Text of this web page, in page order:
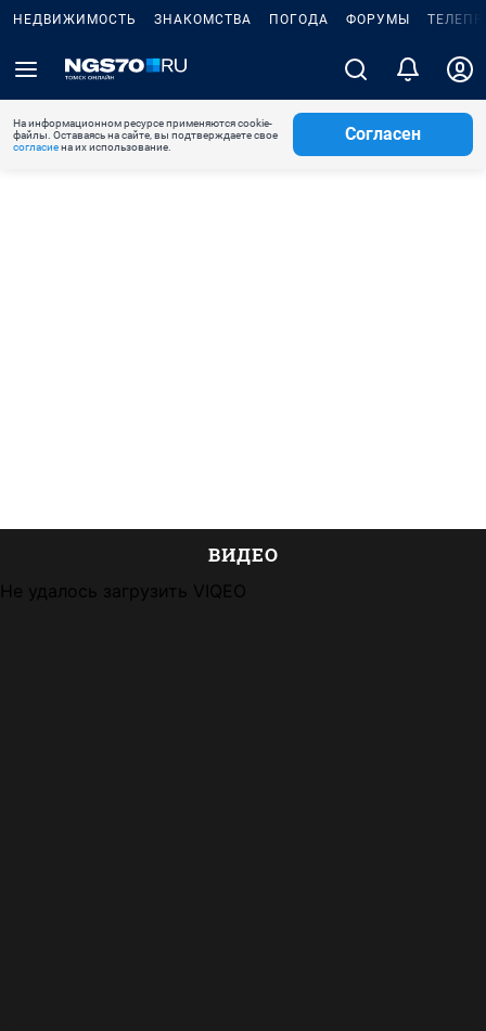
НЕДВИЖИМОСТЬ ЗНАКОМСТВА ПОГОДА ФОРУМЫ
На информационном ресурсе применяются cookie-
файлы. Оставаясь на сайте, вы подтверждаете свое
согласиена их использование.
Согласен
ВИДЕО
Не удалось загрузить VIQEO